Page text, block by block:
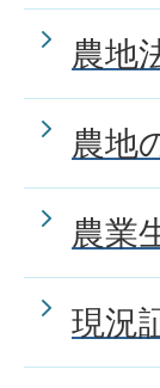
農地
農地
農業
現況